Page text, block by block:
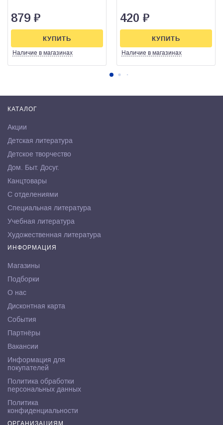
879 ₽
Наличие в магазинах
КУПИТЬ
420 ₽
Наличие в магазинах
КУПИТЬ
КАТАЛОГ
Акции
Детская литература
Детское творчество
Дом. Быт. Досуг.
Канцтовары
С отделениями
Специальная литература
Учебная литература
Художественная литература
ИНФОРМАЦИЯ
Магазины
Подборки
О нас
Дисконтная карта
События
Партнёры
Вакансии
Информация для
покупателей
Политика обработки
персональных данных
Политика
конфиденциальности
ОРГАНИЗАЦИЯМ